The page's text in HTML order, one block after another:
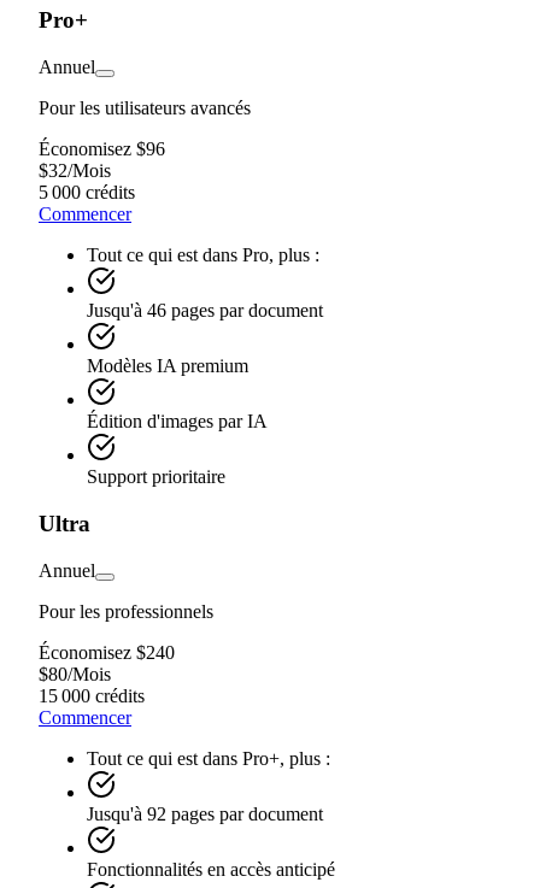
Pro+
Annuel
Pour les utilisateurs avancés
Économisez $96
$32/Mois
5 000 crédits
Commencer
Tout ce qui est dans Pro, plus :
Jusqu'à 46 pages par document
Modèles IA premium
Édition d'images par IA
Support prioritaire
Ultra
Annuel
Pour les professionnels
Économisez $240
$80/Mois
15 000 crédits
Commencer
Tout ce qui est dans Pro+, plus :
Jusqu'à 92 pages par document
Fonctionnalités en accès anticipé